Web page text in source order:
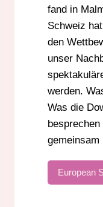
fand in
Schweiz
den
unser
werden.
Was die
European